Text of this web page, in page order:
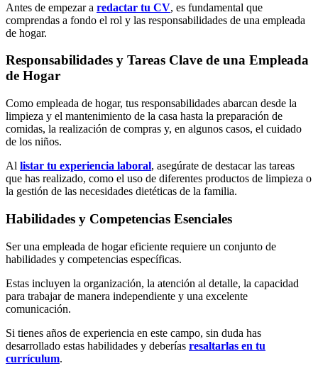
Antes de empezar a redactar tu CV, es fundamental que
comprendas a fondo el rol y las responsabilidades de una empleada
de hogar.
Responsabilidades y Tareas Clave de una Empleada
de Hogar
Como empleada de hogar, tus responsabilidades abarcan desde la
limpieza y el mantenimiento de la casa hasta la preparación de
comidas, la realización de compras y, en algunos casos, el cuidado
de los niños.
Al listar tu experiencia laboral, asegúrate de destacar las tareas
que has realizado, como el uso de diferentes productos de limpieza o
la gestión de las necesidades dietéticas de la familia.
Habilidades y Competencias Esenciales
Ser una empleada de hogar eficiente requiere un conjunto de
habilidades y competencias específicas.
Estas incluyen la organización, la atención al detalle, la capacidad
para trabajar de manera independiente y una excelente
comunicación.
Si tienes años de experiencia en este campo, sin duda has
desarrollado estas habilidades y deberías resaltarlas en tu
currículum.